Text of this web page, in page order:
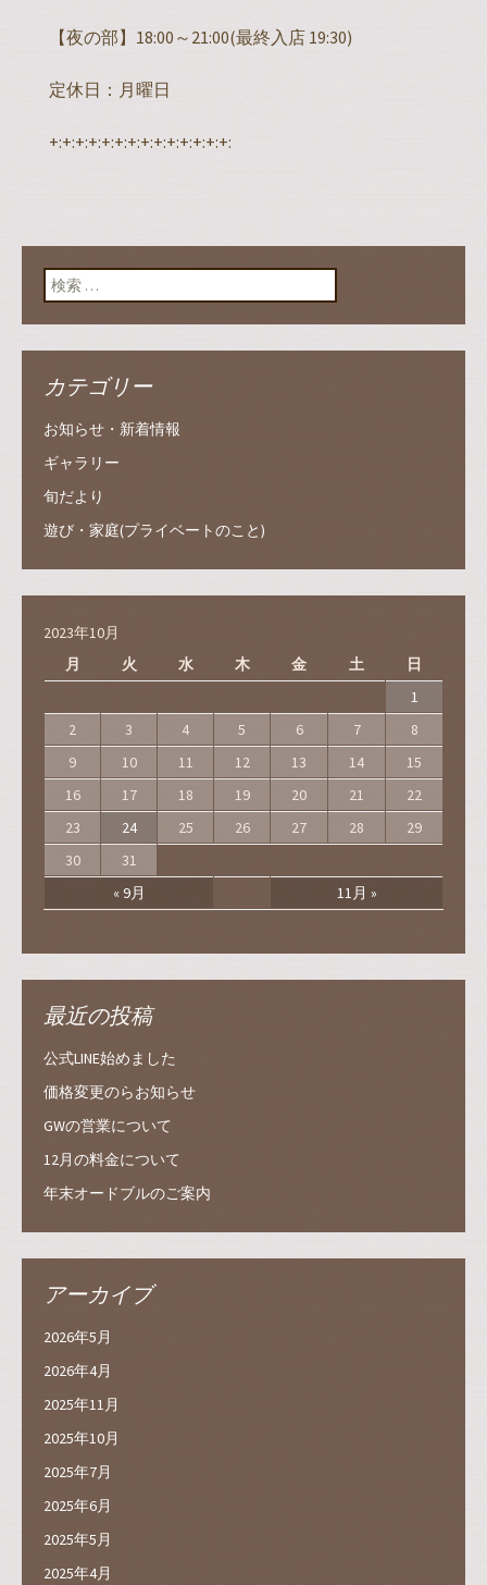
【夜の部】18:00～21:00(最終入店 19:30)
定休日：月曜日
+:+:+:+:+:+:+:+:+:+:+:+:+:+:
検索:
カテゴリー
お知らせ・新着情報
ギャラリー
旬だより
遊び・家庭(プライベートのこと)
2023年10月
月
火 水 木 金 土 日
« 9月 11月 »
1
2
3 4 5 6 7
8
9
10 11 12 13 14
15
16
17 18 19 20 21
22
23
24 25 26 27 28
29
30
31
最近の投稿
公式LINE始めました
価格変更のらお知らせ
GWの営業について
12月の料金について
年末オードブルのご案内
アーカイブ
2026年5月
2026年4月
2025年11月
2025年10月
2025年7月
2025年6月
2025年5月
2025年4月